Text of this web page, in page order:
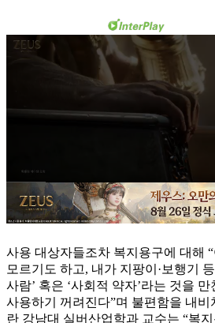
사용 대상자들조차 복지용구에 대해
모르기도 하고, 내가 지팡이·보행기
사람’ 혹은 ‘사회적 약자’라는 것을
사용하기 꺼려진다”며 불편함을 내비
란 강남대 실버산업학과 교수는 “복